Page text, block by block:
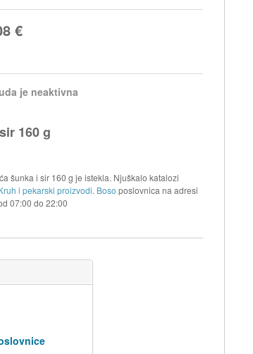
€
je neaktivna
160 g
šunka i sir 160 g je istekla. Njuškalo katalozi
i pekarski proizvodi. Boso poslovnica na adresi
07:00 do 22:00